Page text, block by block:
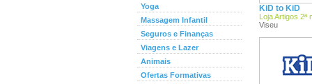
Yoga
Massagem Infantil
Seguros e Finanças
Viagens e Lazer
Animais
Ofertas Formativas
KiD to KiD
Loja Artigos 2ª
Viseu